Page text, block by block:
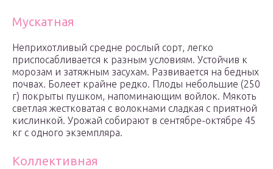
Мускатная
Неприхотливый средне рослый сорт, легко
приспосабливается к разным условиям. Устойчив к
морозам и затяжным засухам. Развивается на бедных
почвах. Болеет крайне редко. Плоды небольшие (250
г) покрыты пушком, напоминающим войлок. Мякоть
светлая жестковатая с волокнами сладкая с приятной
кислинкой. Урожай собирают в сентябре-октябре 45
кг с одного экземпляра.
Коллективная